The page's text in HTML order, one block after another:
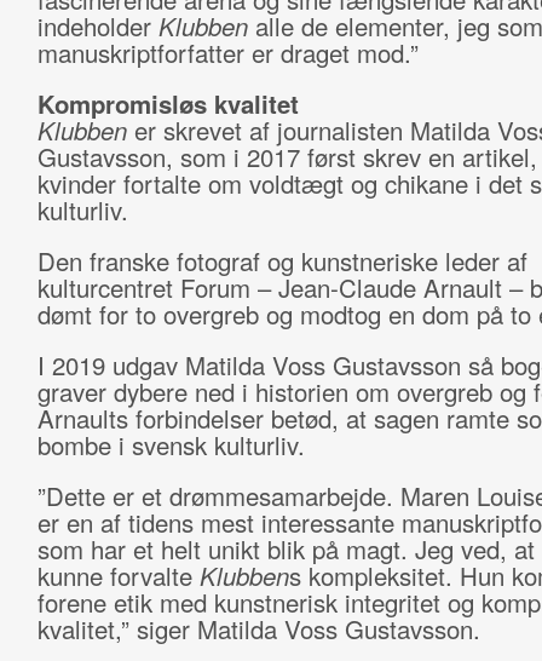
indeholder Klubbenalle de elementer, jeg som
manuskriptforfatter er draget mod.”
Kompromisløs kvalitet
Klubben er skrevet af journalisten Matilda
Gustavsson, som i 2017 først skrev en
kvinder fortalte om voldtægt og chikane i det
kulturliv.
Den franske fotograf og kunstneriske leder af
kulturcentret Forum – Jean-Claude Arnault –
dømt for to overgreb og modtog en dom på to
I 2019 udgav Matilda Voss Gustavsson så
graver dybere ned i historien om overgreb og
Arnaults forbindelser betød, at sagen ramte
bombe i svensk kulturliv.
”Dette er et drømmesamarbejde. Maren
er en af tidens mest interessante
som har et helt unikt blik på magt. Jeg ved,
kunne forvalte Klubbens kompleksitet. Hun
forene etik med kunstnerisk integritet og
kvalitet,” siger Matilda Voss Gustavsson.